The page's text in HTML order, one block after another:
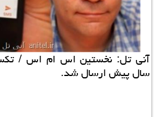
سال پیش ارسال شد.